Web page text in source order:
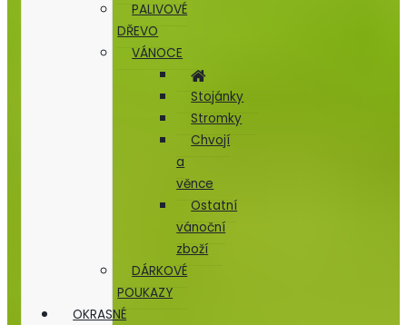
PALIVOVÉ
DŘEVO
VÁNOCE
Stojánky
Stromky
Chvojí
a
věnce
Ostatní
vánoční
zboží
DÁRKOVÉ
POUKAZY
OKRASNÉ